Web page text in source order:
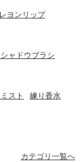
ヨンリップ
ャドウブラシ
スト 練り香水
カテゴリ一覧へ